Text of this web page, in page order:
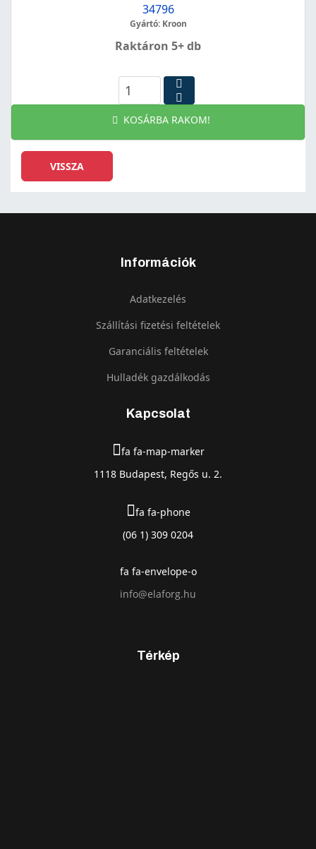
34796
Gyártó: Kroon
Raktáron 5+ db
KOSÁRBA RAKOM!
Információk
Adatkezelés
Szállítási fizetési feltételek
Garanciális feltételek
Hulladék gazdálkodás
Kapcsolat
fa fa-map-marker
1118 Budapest, Regős u. 2.
fa fa-phone
(06 1) 309 0204
fa fa-envelope-o
info@elaforg.hu
Térkép